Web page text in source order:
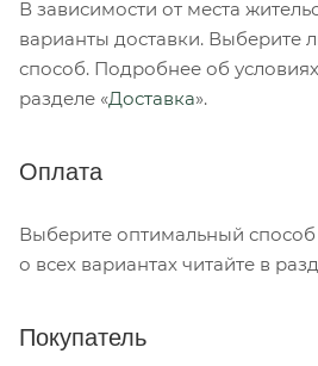
В зависимости от места
варианты доставки. Выберите
способ. Подробнее об
разделе «Доставка».
Оплата
Выберите оптимальный
о всех вариантах читайте в
Покупатель